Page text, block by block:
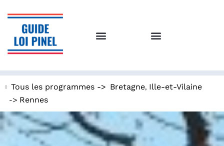
Tous les programmes -> Bretagne, Ille-et-Vilaine
-> Rennes